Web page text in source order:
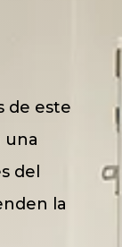
de este
una
del
la